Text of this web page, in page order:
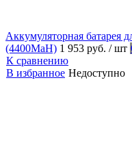
Аккумуляторная батарея
(4400MaH) 1 953 руб. / шт
К сравнению
В избранное Недоступно